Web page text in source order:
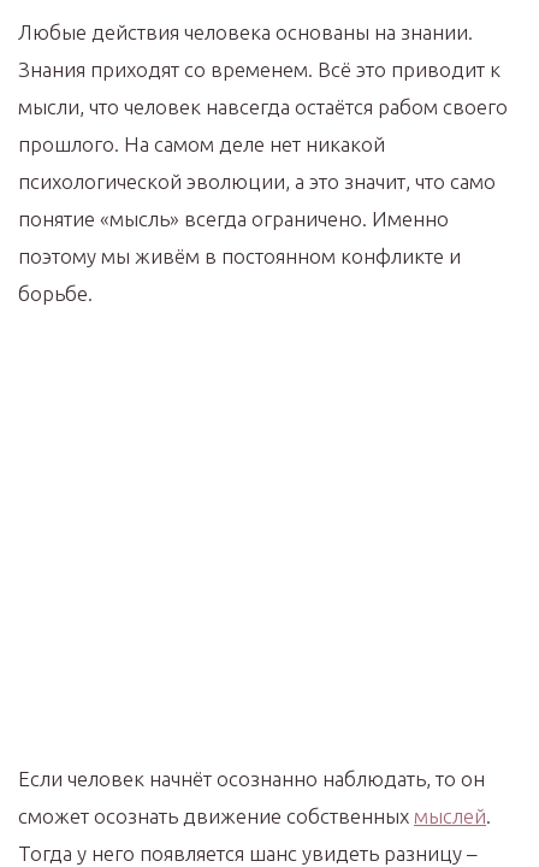
Любые действия человека основаны на знании.
Знания приходят со временем. Всё это приводит к
мысли, что человек навсегда остаётся рабом своего
прошлого. На самом деле нет никакой
психологической эволюции, а это значит, что само
понятие «мысль» всегда ограничено. Именно
поэтому мы живём в постоянном конфликте и
борьбе.
Если человек начнёт осознанно наблюдать, то он
сможет осознать движение собственных мыслей.
Тогда у него появляется шанс увидеть разницу –